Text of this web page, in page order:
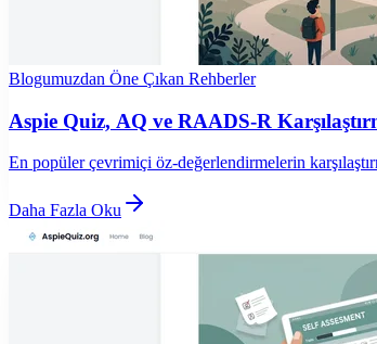
Blogumuzdan Öne Çıkan Rehberler
Aspie Quiz, AQ ve RAADS-R
En popüler çevrimiçi öz-değerlendirmelerin
Daha Fazla Oku